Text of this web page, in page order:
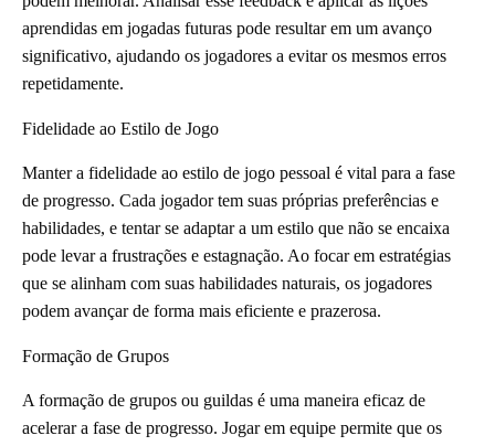
aprendidas em jogadas futuras pode resultar em um avanço
significativo, ajudando os jogadores a evitar os mesmos erros
repetidamente.
Fidelidade ao Estilo de Jogo
Manter a fidelidade ao estilo de jogo pessoal é vital para a fase
de progresso. Cada jogador tem suas próprias preferências e
habilidades, e tentar se adaptar a um estilo que não se encaixa
pode levar a frustrações e estagnação. Ao focar em estratégias
que se alinham com suas habilidades naturais, os jogadores
podem avançar de forma mais eficiente e prazerosa.
Formação de Grupos
A formação de grupos ou guildas é uma maneira eficaz de
acelerar a fase de progresso. Jogar em equipe permite que os